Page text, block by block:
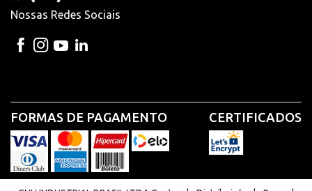
Nossas Redes Sociais
FORMAS DE PAGAMENTO CERTIFICADOS